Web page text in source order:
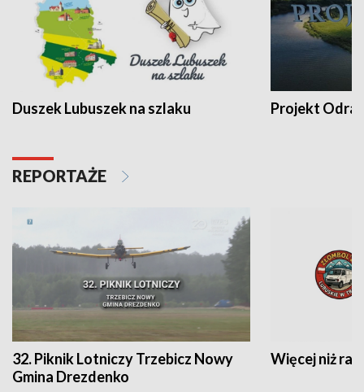
Duszek Lubuszek na szlaku Projekt Odra
REPORTAŻE
32. Piknik Lotniczy Trzebicz Nowy
Gmina Drezdenko
Więcej niż rajd